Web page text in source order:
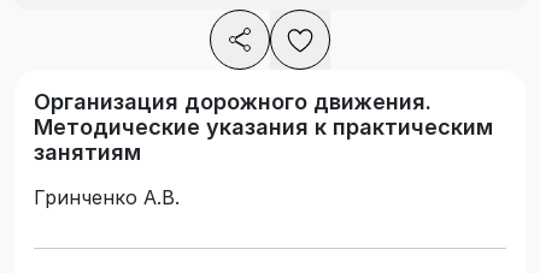
Организация дорожного движения.
Методические указания к практическим
занятиям
Гринченко А.В.